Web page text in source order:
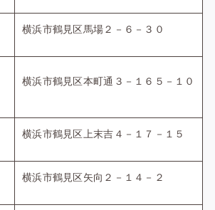
横浜市鶴見区馬場２－６－３０
横浜市鶴見区本町通３－１６５－１０
横浜市鶴見区上末吉４－１７－１５
横浜市鶴見区矢向２－１４－２